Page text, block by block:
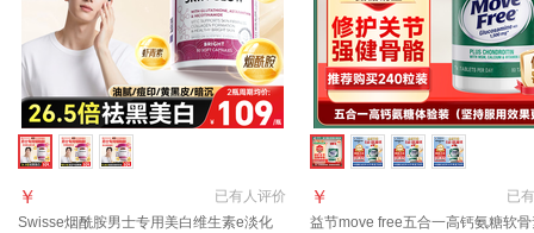
已有人评价
￥
Swisse烟酰胺男士专用美白维生素e淡化
已有
￥
益节move free五合一高钙氨糖软